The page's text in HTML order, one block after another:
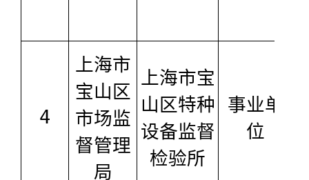
4
上海市
宝山区
市场监
督管理
局
上海市宝
山区特种
设备监督
检验所
事业单
位